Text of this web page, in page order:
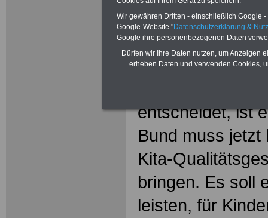
Ländermonitor
"Dass der
entscheidet, ist
Bund muss jetzt
Kita-
bringen. Es soll
leisten, für
Wir gewähren Dritten - einschließlich Google
Google-Website "Datenschutzerklärung &
Google ihre personenbezogenen Daten
Dürfen wir Ihre Daten nutzen, um Anzeigen
erheben Daten und verwenden Cookies,